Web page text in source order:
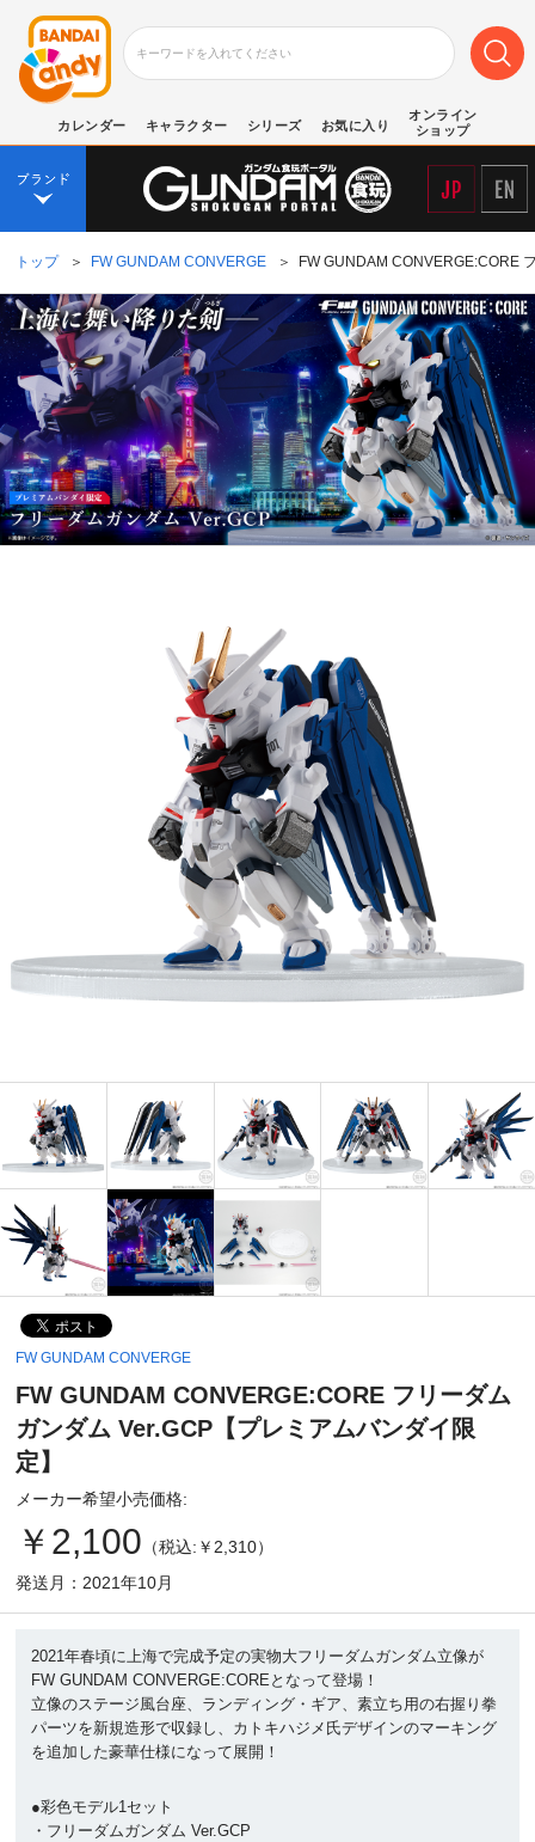
カレンダー キャラクター シリーズ お気に入り
オンライン
ショップ
トップ ＞ FW GUNDAM CONVERGE ＞ FW GUNDAM CONVERGE:CORE
FW GUNDAM CONVERGE
FW GUNDAM CONVERGE:CORE フリーダム
ガンダム Ver.GCP【プレミアムバンダイ限
定】
メーカー希望小売価格:
￥2,100 （税込:￥2,310）
発送月：2021年10月
2021年春頃に上海で完成予定の実物大フリーダムガンダム立像が
FW GUNDAM CONVERGE:COREとなって登場！
立像のステージ風台座、ランディング・ギア、素立ち用の右握り拳
パーツを新規造形で収録し、カトキハジメ氏デザインのマーキング
を追加した豪華仕様になって展開！
●彩色モデル1セット
・フリーダムガンダム Ver.GCP